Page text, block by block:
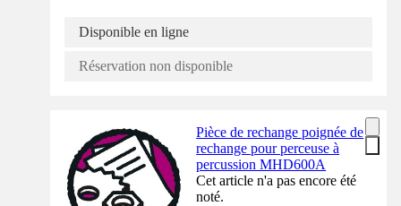
Disponible en ligne
Réservation non disponible
Pièce de rechange poignée de
rechange pour perceuse à
percussion MHD600A
Cet article n'a pas encore été
noté.